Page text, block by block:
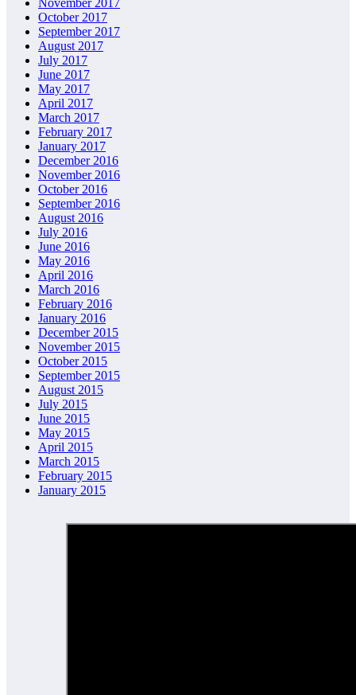
October 2017
September 2017
August 2017
July 2017
June 2017
May 2017
April 2017
March 2017
February 2017
January 2017
December 2016
November 2016
October 2016
September 2016
August 2016
July 2016
June 2016
May 2016
April 2016
March 2016
February 2016
January 2016
December 2015
November 2015
October 2015
September 2015
August 2015
July 2015
June 2015
May 2015
April 2015
March 2015
February 2015
January 2015